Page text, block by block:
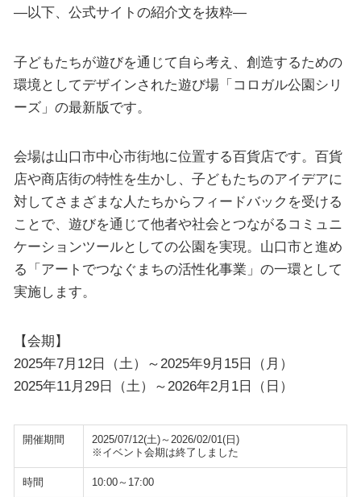
—以下、公式サイトの紹介文を抜粋—
子どもたちが遊びを通じて自ら考え、創造するための
環境としてデザインされた遊び場「コロガル公園シリ
ーズ」の最新版です。
会場は山口市中心市街地に位置する百貨店です。百貨
店や商店街の特性を生かし、子どもたちのアイデアに
対してさまざまな人たちからフィードバックを受ける
ことで、遊びを通じて他者や社会とつながるコミュニ
ケーションツールとしての公園を実現。山口市と進め
る「アートでつなぐまちの活性化事業」の一環として
実施します。
【会期】
2025年7月12日（土）～2025年9月15日（月）
2025年11月29日（土）～2026年2月1日（日）
開催期間
2025/07/12(土)～2026/02/01(日)
※イベント会期は終了しました
時間 10:00～17:00